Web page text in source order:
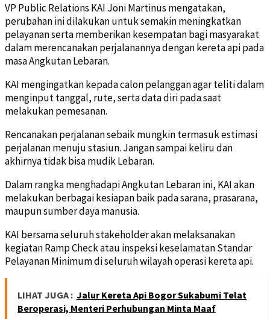
VP Public Relations KAI Joni Martinus mengatakan,
perubahan ini dilakukan untuk semakin meningkatkan
pelayanan serta memberikan kesempatan bagi masyarakat
dalam merencanakan perjalanannya dengan kereta api pada
masa Angkutan Lebaran.
KAI mengingatkan kepada calon pelanggan agar teliti dalam
menginput tanggal, rute, serta data diri pada saat
melakukan pemesanan.
Rencanakan perjalanan sebaik mungkin termasuk estimasi
perjalanan menuju stasiun. Jangan sampai keliru dan
akhirnya tidak bisa mudik Lebaran.
Dalam rangka menghadapi Angkutan Lebaran ini, KAI akan
melakukan berbagai kesiapan baik pada sarana, prasarana,
maupun sumber daya manusia.
KAI bersama seluruh stakeholder akan melaksanakan
kegiatan Ramp Check atau inspeksi keselamatan Standar
Pelayanan Minimum di seluruh wilayah operasi kereta api.
LIHAT JUGA : Jalur Kereta Api Bogor Sukabumi Telat
Beroperasi, Menteri Perhubungan Minta Maaf